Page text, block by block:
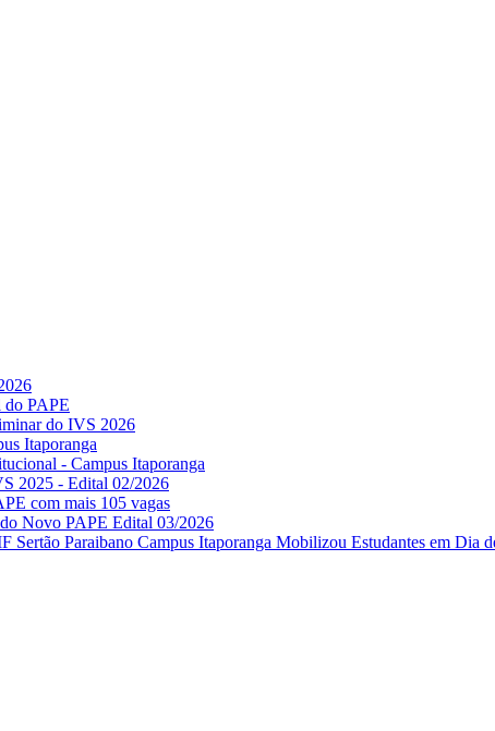
do PAPE
do IVS 2026
Itaporanga
- Campus Itaporanga
2025 - Edital 02/2026
com mais 105 vagas
Novo PAPE Edital 03/2026
Paraibano Campus Itaporanga Mobilizou Estudantes em Dia